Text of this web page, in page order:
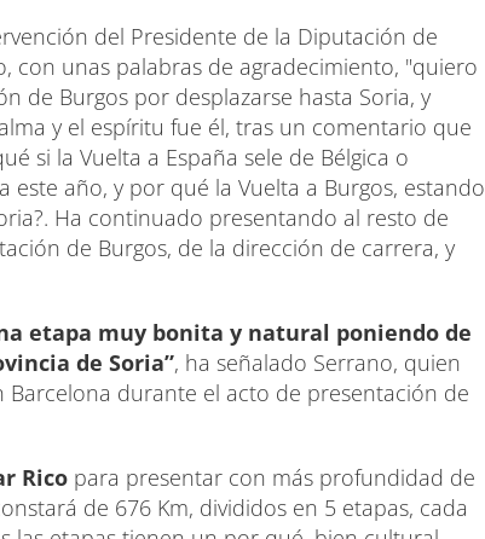
del Presidente de la Diputación de
con unas palabras de agradecimiento, "quiero
de Burgos por desplazarse hasta Soria, y
y el espíritu fue él, tras un comentario que
si la Vuelta a España sele de Bélgica o
este año, y por qué la Vuelta a Burgos, estando
Ha continuado presentando al resto de
de Burgos, de la dirección de carrera, y
etapa muy bonita y natural poniendo de
de Soria”, ha señalado Serrano, quien
durante el acto de presentación de
Rico para presentar con más profundidad de
de 676 Km, divididos en 5 etapas, cada